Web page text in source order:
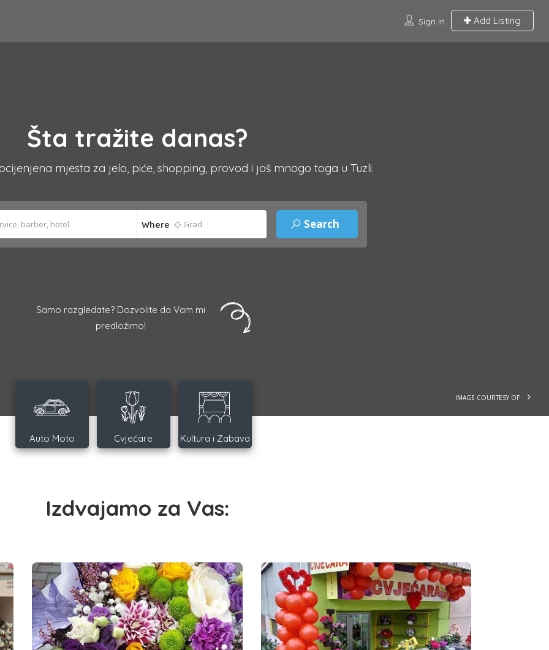
Sign In Add Listing
IMAGE COURTESY OF
Šta tražite danas?
mjesta za jelo, piće, shopping, provod i još mnogo toga u Tuzli.
Where
Samo razgledate? Dozvolite da Vam mi
predložimo!
Auto Moto Cvjećare Kultura i Zabava
Izdvajamo za Vas: